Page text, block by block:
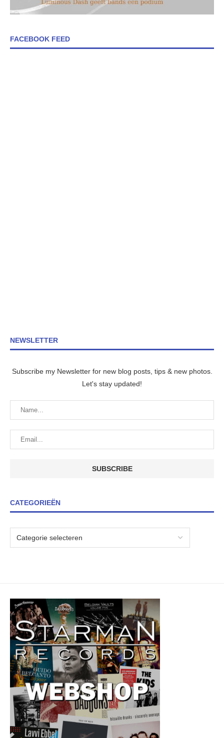
FACEBOOK FEED
NEWSLETTER
Subscribe my Newsletter for new blog posts, tips & new photos.
Let's stay updated!
CATEGORIEËN